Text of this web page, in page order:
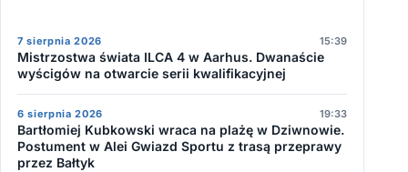
7 sierpnia 2026 15:39
Mistrzostwa świata ILCA 4 w Aarhus. Dwanaście
wyścigów na otwarcie serii kwalifikacyjnej
6 sierpnia 2026 19:33
Bartłomiej Kubkowski wraca na plażę w Dziwnowie.
Postument w Alei Gwiazd Sportu z trasą przeprawy
przez Bałtyk